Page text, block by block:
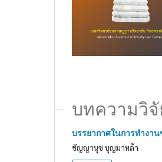
บทความวิจั
บรรยากาศในการทำงา
ชัญญานุช บุญมาหล้า